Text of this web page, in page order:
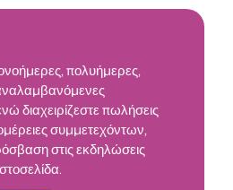
πολυήμερες,
διαχειρίζεστε πωλήσεις
συμμετεχόντων,
στις εκδηλώσεις